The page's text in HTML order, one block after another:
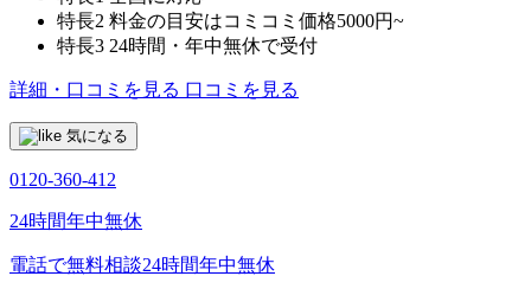
特長2 料金の目安はコミコミ価格5000円~
特長3 24時間・年中無休で受付
詳細・口コミを見る 口コミを見る
気になる
0120-360-412
24時間年中無休
電話で無料相談24時間年中無休